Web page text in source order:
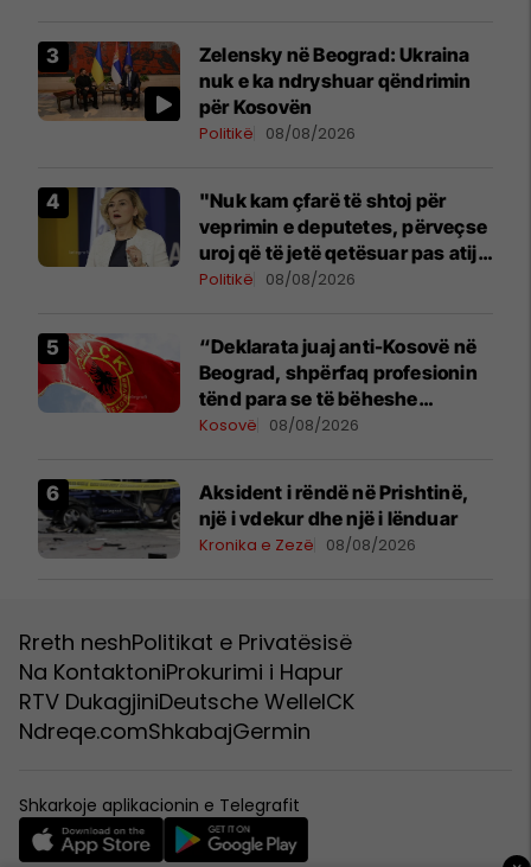
Zelensky në Beograd: Ukraina
nuk e ka ndryshuar qëndrimin
për Kosovën
Politikë 08/08/2026
"Nuk kam çfarë të shtoj për
veprimin e deputetes, përveçse
uroj që të jetë qetësuar pas atij
momenti", reagon Kusari-Lila
Politikë 08/08/2026
“Deklarata juaj anti-Kosovë në
Beograd, shpërfaq profesionin
tënd para se të bëheshe
president”, OVL e UÇK-së i
Kosovë 08/08/2026
Aksident i rëndë në Prishtinë,
një i vdekur dhe një i lënduar
Kronika e Zezë 08/08/2026
Rreth neshPolitikat e Privatësisë
Na KontaktoniProkurimi i Hapur
RTV DukagjiniDeutsche WelleICK
Ndreqe.comShkabajGermin
Shkarkoje aplikacionin e Telegrafit